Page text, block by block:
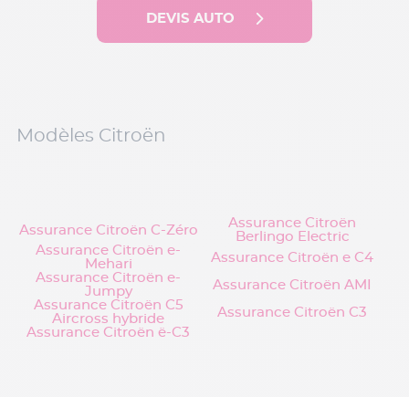
DEVIS AUTO
Modèles Citroën
Assurance Citroën C-Zéro
Assurance Citroën
Berlingo Electric
Assurance Citroën e-
Mehari
Assurance Citroën e C4
Assurance Citroën e-
Jumpy
Assurance Citroën AMI
Assurance Citroën C5
Aircross hybride
Assurance Citroën C3
Assurance Citroën ë-C3